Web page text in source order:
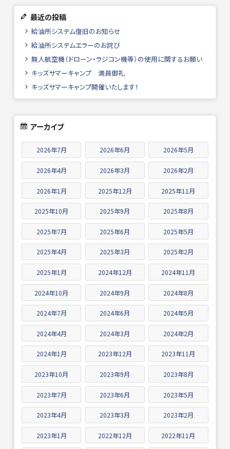
最近の投稿
給油所システム復旧のお知らせ
給油所システムエラーのお詫び
無人航空機（ドローン・ラジコン機等）の使用に関するお願い
キッズサマーキャンプ 満員御礼
キッズサマーキャンプ開催いたします！
アーカイブ
2026年7月 2026年6月 2026年5月
2026年4月 2026年3月 2026年2月
2026年1月 2025年12月 2025年11月
2025年10月 2025年9月 2025年8月
2025年7月 2025年6月 2025年5月
2025年4月 2025年3月 2025年2月
2025年1月 2024年12月 2024年11月
2024年10月 2024年9月 2024年8月
2024年7月 2024年6月 2024年5月
2024年4月 2024年3月 2024年2月
2024年1月 2023年12月 2023年11月
2023年10月 2023年9月 2023年8月
2023年7月 2023年6月 2023年5月
2023年4月 2023年3月 2023年2月
2023年1月 2022年12月 2022年11月